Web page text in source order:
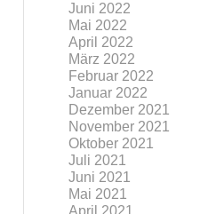
Juni 2022
Mai 2022
April 2022
März 2022
Februar 2022
Januar 2022
Dezember 2021
November 2021
Oktober 2021
Juli 2021
Juni 2021
Mai 2021
April 2021